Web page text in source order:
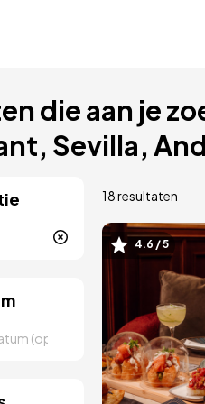
die aan je
Sevilla,
18 resultaten
4.6 / 5